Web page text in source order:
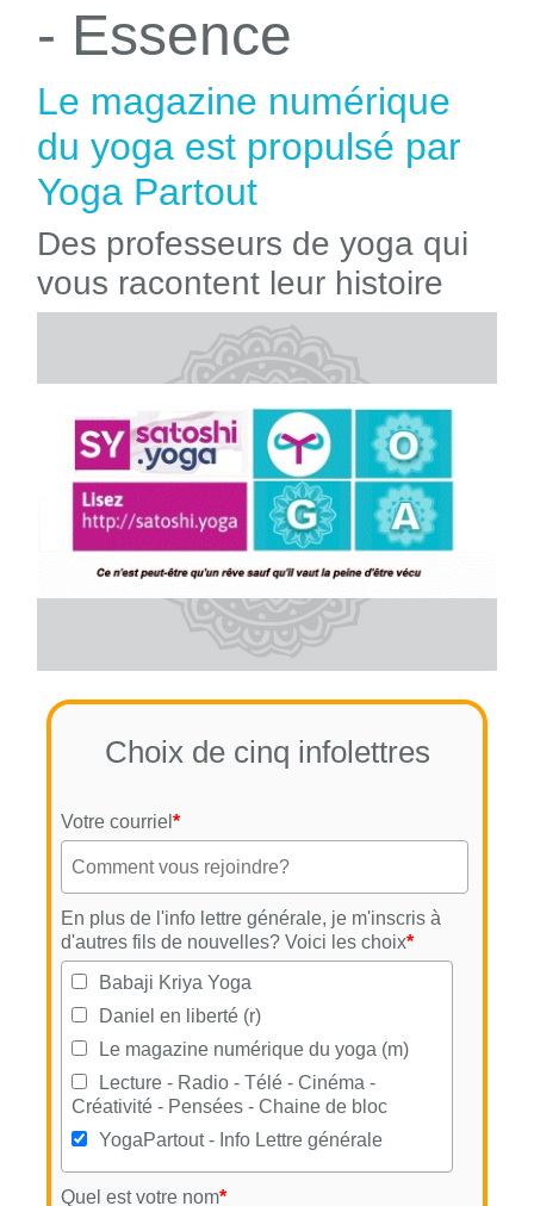
- Essence
Le magazine numérique
du yoga est propulsé par
Yoga Partout
Des professeurs de yoga qui
vous racontent leur histoire
Choix de cinq infolettres
Votre courriel *
En plus de l'info lettre générale, je m'inscris à
d'autres fils de nouvelles? Voici les choix*
Babaji Kriya Yoga
Daniel en liberté (r)
Le magazine numérique du yoga (m)
Lecture - Radio - Télé - Cinéma -
Créativité - Pensées - Chaine de bloc
YogaPartout - Info Lettre générale
Quel est votre nom*